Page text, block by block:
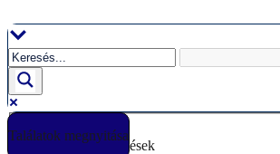
a
tartalomhoz
Találatok megnyitása
Csak pontos egyezések